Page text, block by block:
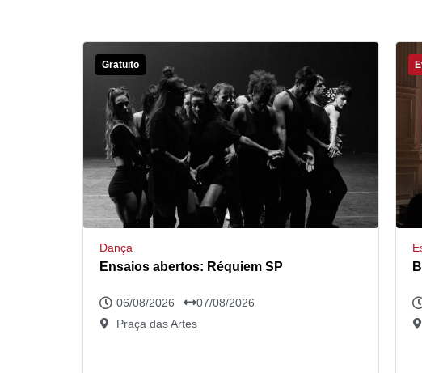
Gratuito
Dança
Ensaios abertos: Réquiem SP
06/08/2026
07/08/2026
Praça das Artes